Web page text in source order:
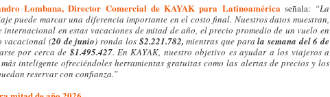
Lombana, Director Comercial de KAYAK para Latinoamérica señala: “La
puede marcar una diferencia importante en el costo final. Nuestros datos muestran,
en estas vacaciones de mitad de año, el precio promedio de un vuelo en
vacacional (20 de junio) ronda los$2.221.782, mientras que para la semana del 6 de
por cerca de$1.495.427. En KAYAK, nuestro objetivo es ayudar a los viajeros a
inteligente ofreciéndoles herramientas gratuitas como las alertas de precios y los
reservar con confianza.”